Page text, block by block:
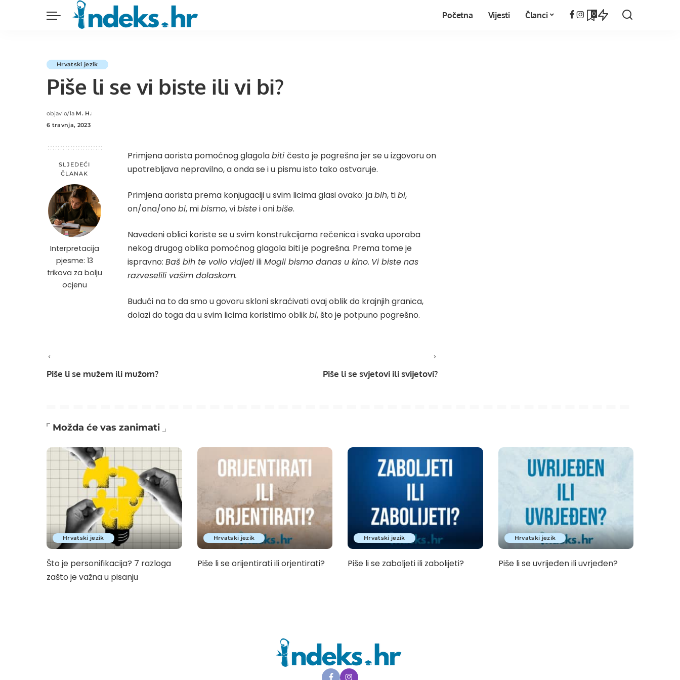
Početna Vijesti Članci 0
Hrvatski jezik
Piše li se vi biste ili vi bi?
Posted
by
objavio/la M. H.
6 travnja, 2023
SLJEDEĆI
ČLANAK
Interpretacija
pjesme: 13
trikova za bolju
ocjenu
Primjena aorista pomoćnog glagolabiti često je pogrešna jer se u izgovoru on
upotrebljava nepravilno, a onda se i u pismu isto tako ostvaruje.
Primjena aorista prema konjugaciji u svim licima glasi ovako: jabih, tibi,
on/ona/ono bi, mibismo, vibistei onibiše.
Navedeni oblici koriste se u svim konstrukcijama rečenica i svaka uporaba
nekog drugog oblika pomoćnog glagola biti je pogrešna. Prema tome je
ispravno: Baš bih te volio vidjeti ili Mogli bismo danas u kino. Vi biste nas
razveselili vašim dolaskom.
Budući na to da smo u govoru skloni skraćivati ovaj oblik do krajnjih granica,
dolazi do toga da u svim licima koristimo oblikbi, što je potpuno pogrešno.
Piše li se mužem ili mužom? Piše li se svjetovi ili svijetovi?
Možda će vas zanimati
Hrvatski jezik
Što je personifikacija? 7 razloga
zašto je važna u pisanju
Hrvatski jezik
Piše li se orijentirati ili orjentirati?
Hrvatski jezik
Piše li se zaboljeti ili zabolijeti?
Hrvatski jezik
Piše li se uvrijeđen ili uvrjeđen?